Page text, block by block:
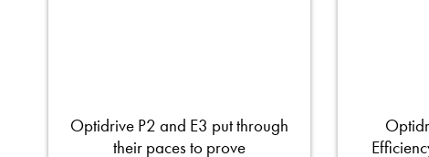
Optidrive P2 and E3 put through
their paces to prove